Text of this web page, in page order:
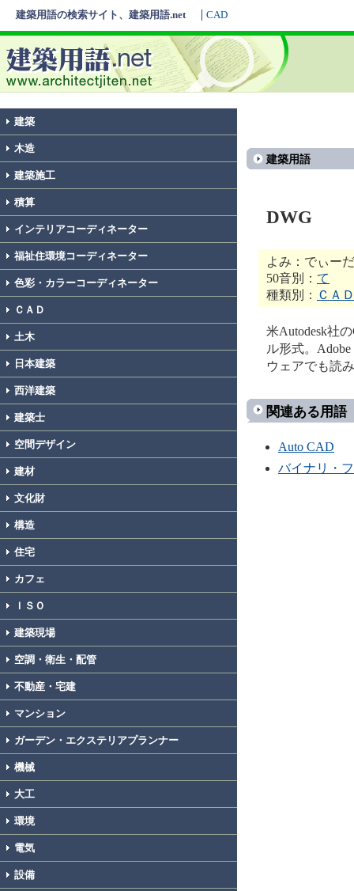
建築用語の検索サイト、建築用語.net CAD
建築
木造
建築施工
積算
インテリアコーディネーター
福祉住環境コーディネーター
色彩・カラーコーディネーター
ＣＡＤ
土木
日本建築
西洋建築
建築士
空間デザイン
建材
文化財
構造
住宅
カフェ
ＩＳＯ
建築現場
空調・衛生・配管
不動産・宅建
マンション
ガーデン・エクステリアプランナー
機械
大工
環境
電気
設備
建築用語
DWG
よみ：でぃー
50音別： て
種類別： ＣＡＤ
米Autodesk社
ル形式。
ウェアでも読
関連ある用語
Auto CAD
バイナリ・